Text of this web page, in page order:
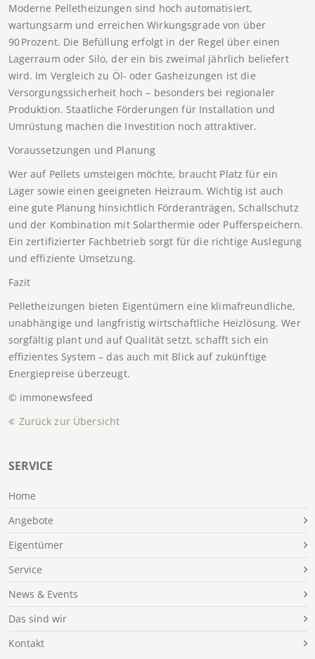
SERVICE
Home
Angebote
Eigentümer
Service
News & Events
Das sind wir
Kontakt
Moderne Pelletheizungen sind hoch automatisiert,
wartungsarm und erreichen Wirkungsgrade von über
90 Prozent. Die Befüllung erfolgt in der Regel über einen
Lagerraum oder Silo, der ein bis zweimal jährlich beliefert
wird. Im Vergleich zu Öl- oder Gasheizungen ist die
Versorgungssicherheit hoch – besonders bei regionaler
Produktion. Staatliche Förderungen für Installation und
Umrüstung machen die Investition noch attraktiver.
Voraussetzungen und Planung
Wer auf Pellets umsteigen möchte, braucht Platz für ein
Lager sowie einen geeigneten Heizraum. Wichtig ist auch
eine gute Planung hinsichtlich Förderanträgen, Schallschutz
und der Kombination mit Solarthermie oder Pufferspeichern.
Ein zertifizierter Fachbetrieb sorgt für die richtige Auslegung
und effiziente Umsetzung.
Fazit
Pelletheizungen bieten Eigentümern eine klimafreundliche,
unabhängige und langfristig wirtschaftliche Heizlösung. Wer
sorgfältig plant und auf Qualität setzt, schafft sich ein
effizientes System – das auch mit Blick auf zukünftige
Energiepreise überzeugt.
© immonewsfeed
Zurück zur Übersicht